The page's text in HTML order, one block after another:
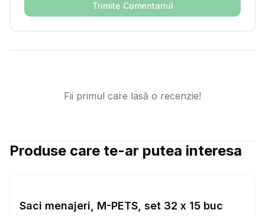
Trimite Comentariul
Fii primul care lasă o recenzie!
Produse care te-ar putea interesa
Diverse Igiena Caini
Saci menajeri, M-PETS, set 32 x 15 buc